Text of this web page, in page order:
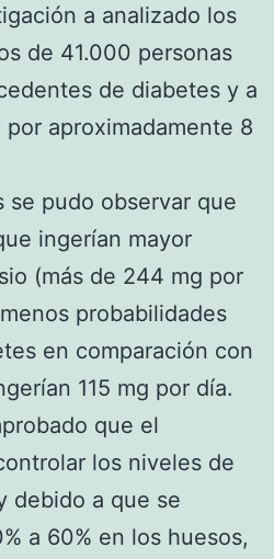
a analizado los
de 41.000 personas
de diabetes y a
aproximadamente 8
se pudo observar que
ingerían mayor
(más de 244 mg por
probabilidades
en comparación con
115 mg por día.
que el
los niveles de
debido a que se
a 60% en los huesos,